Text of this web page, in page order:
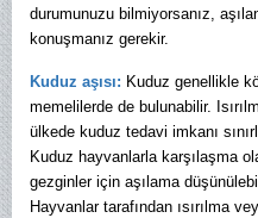
durumunuzu bilmiyorsanız,
konuşmanız gerekir.
Kuduz aşısı: Kuduz genellikle
memelilerde de bulunabilir.
ülkede kuduz tedavi imkanı
Kuduz hayvanlarla karşılaşma
gezginler için aşılama
Hayvanlar tarafından ısırılma